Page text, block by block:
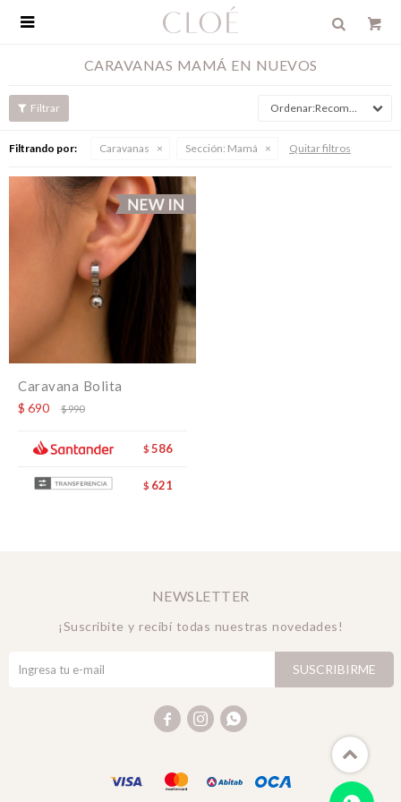

CARAVANAS MAMÁ EN NUEVOS
Recomendados
Filtrando por: Caravanas Sección: Mamá Quitar filtros
Caravana Bolita
$ 690 $990
$ 586
$ 621
NEWSLETTER
¡Suscribite y recibí todas nuestras novedades!
SUSCRIBIRME
  